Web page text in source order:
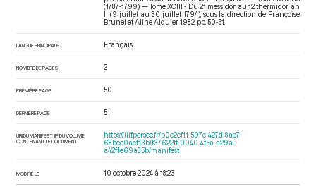
(1787-1799) — Tome XCIII - Du 21 messidor au 12 thermidor an
II (9 juillet au 30 juillet 1794), sous la direction de Françoise
Brunel et Aline Alquier. 1982. pp. 50-51.
LANGUE PRINCIPALE Français
NOMBRE DE PAGES 2
PREMIÈRE PAGE 50
DERNIÈRE PAGE 51
URI DU MANIFEST IIIF DU VOLUME
CONTENANT LE DOCUMENT
https://iiif.persee.fr/b0e2cf11-597c-427d-8ac7-
68bcc0acf13b/f37622ff-0040-4f5a-a29a-
a42f1e69a85b/manifest
MODIFIÉ LE 10 octobre 2024 à 18:23